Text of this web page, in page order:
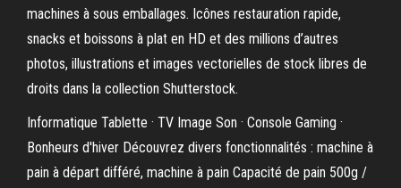
machines à sous emballages. Icônes restauration rapide,
snacks et boissons à plat en HD et des millions d’autres
photos, illustrations et images vectorielles de stock libres de
droits dans la collection Shutterstock.
Informatique Tablette · TV Image Son · Console Gaming ·
Bonheurs d'hiver Découvrez divers fonctionnalités : machine à
pain à départ différé, machine à pain Capacité de pain 500g /